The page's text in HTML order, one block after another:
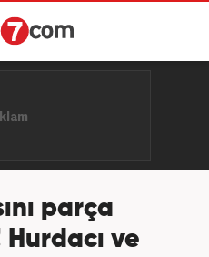
parça
ve